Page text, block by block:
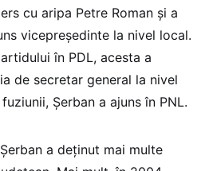
cu aripa Petre Roman și a
vicepreședinte la nivel local.
în PDL, acesta a
de secretar general la nivel
Șerban a ajuns în PNL.
a deținut mai multe